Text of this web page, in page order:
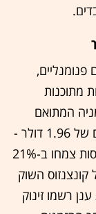
מתוכנות
המתואם
עמד על 2.11 דולר, לעומת צפי האנליסטים של 1.96 דולר -
זינוק של כ-20% לעומת אשתקד. סך ההכנסות צמחו ב-21%
מעל קונצנזוס השוק
ענן רשמו זינוק